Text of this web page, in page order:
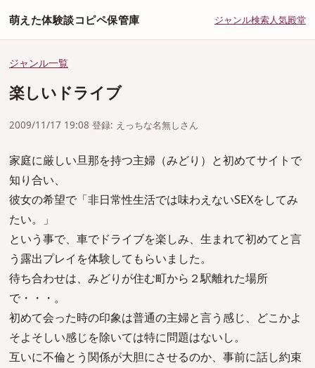
萌えた体験談コピペ保管庫 ジャンル検索人気殿堂
ジャンル一覧
楽しいドライブ
2009/11/17 19:08 登録: えっちな名無しさん
家庭に厳しい旦那を持つ主婦（みどり）と初めてサイトで
知り合い、
彼女の希望で「非日常性生活では味わえないSEXをしてみ
たい。」
という事で、車でドライブを楽しみ、生まれて初めてと言
う露出プレイを体験してもらいました。
待ち合わせは、みどりが住む町から２駅離れた場所
で・・・。
初めて会った時の印象は普通の主婦と言う感じ、どこかよ
そよそしい感じを除いては特に問題はないし。
互いに不倫とう関係が大胆にさせるのか、事前に話し約束